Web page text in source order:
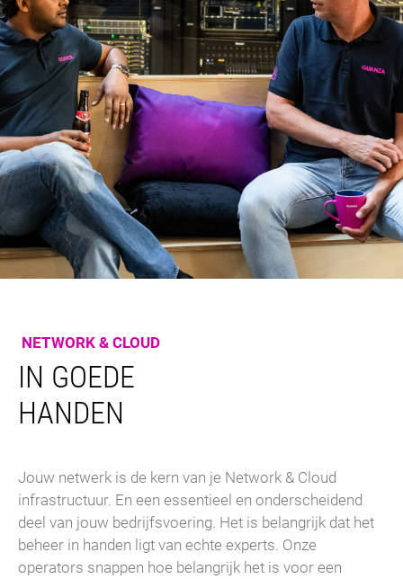
NETWORK & CLOUD
IN GOEDE
HANDEN
Jouw netwerk is de kern van je Network & Cloud
infrastructuur. En een essentieel en onderscheidend
deel van jouw bedrijfsvoering. Het is belangrijk dat het
beheer in handen ligt van echte experts. Onze
operators snappen hoe belangrijk het is voor een